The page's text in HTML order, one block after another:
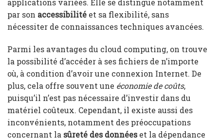
applications variées. Elle se distingue notamment
par son accessibilité et sa flexibilité, sans
nécessiter de connaissances techniques avancées.
Parmi les avantages du cloud computing, on trouve
la possibilité d’accéder à ses fichiers de n’importe
où, à condition d’avoir une connexion Internet. De
plus, cela offre souvent une économie de coûts,
puisqu’il n’est pas nécessaire d’investir dans du
matériel coûteux. Cependant, il existe aussi des
inconvénients, notamment des préoccupations
concernant la sûreté des donnéeset la dépendance